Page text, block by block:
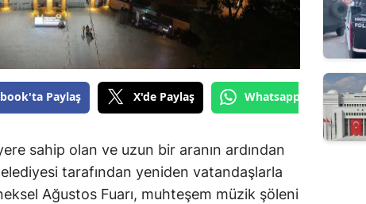
Paylaş X'de Paylaş Whatsapp'tan Gönder
sahip olan ve uzun bir aranın ardından
tarafından yeniden vatandaşlarla
Ağustos Fuarı, muhteşem müzik şöleni